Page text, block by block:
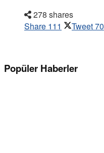
278 shares
Share 111 Tweet70
Popüler Haberler